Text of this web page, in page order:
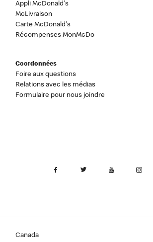
Appli McDonald's
McLivraison
Carte McDonald's
Récompenses MonMcDo
Coordonnées
Foire aux questions
Relations avec les médias
Formulaire pour nous joindre
Canada